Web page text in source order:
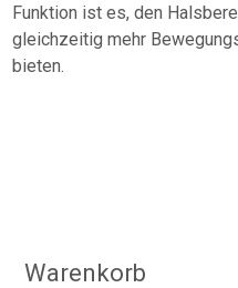
Funktion ist es, den
gleichzeitig mehr
bieten.
Warenkorb